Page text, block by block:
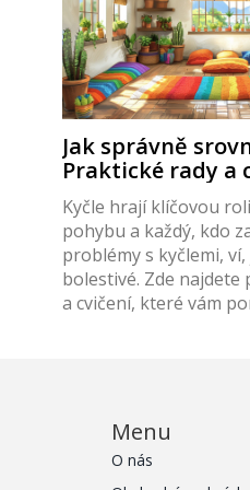
Jak správně
Praktické rady a
Kyčle hrají klíčovou
pohybu a každý, kdo
problémy s kyčlemi,
bolestivé. Zde najdete
a cvičení, které vám
a nabízí konkrétní
vyrovnat.
Menu
O nás